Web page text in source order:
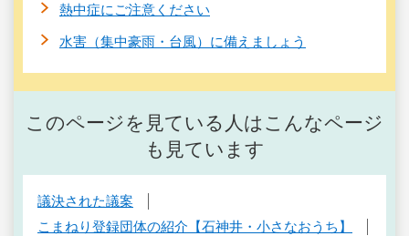
熱中症にご注意ください
水害（集中豪雨・台風）に備えましょう
このページを見ている人はこんなページ
も見ています
議決された議案
こまねり登録団体の紹介【石神井・小さなおうち】